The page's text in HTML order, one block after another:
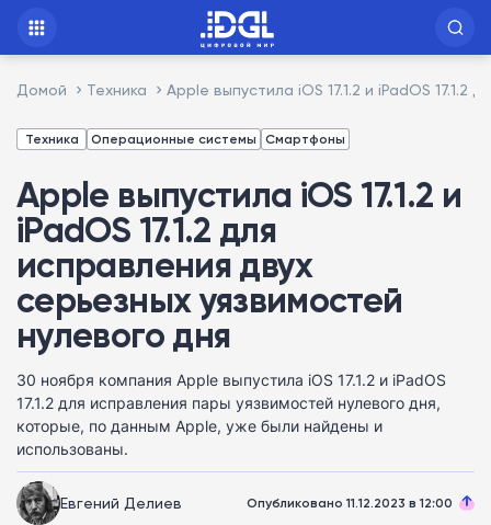
Домой Техника Apple выпустила iOS 17.1.2 и iPadOS
Техника Операционные системы Смартфоны
Apple выпустила iOS 17.1.2 и
iPadOS 17.1.2 для
исправления двух
серьезных уязвимостей
нулевого дня
30 ноября компания Apple выпустила iOS 17.1.2 и iPadOS
17.1.2 для исправления пары уязвимостей нулевого дня,
которые, по данным Apple, уже были найдены и
использованы.
Евгений Делиев Опубликовано 11.12.2023 в 12:00